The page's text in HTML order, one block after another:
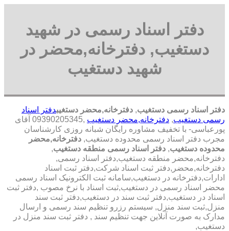
دفتر اسناد رسمی در شهید
دستغیب, دفترخانه,محضر در
شهید دستغیب
دفتر اسناد رسمی دستغیب, دفترخانه,محضر دستغیبدفتر اسناد
رسمی دستغیب, دفترخانه,محضر دستغیب
,09390205345 آقای
پورعباسی- با تخفیف مشاوره رايگان شبانه روزی کارشناسان
مجرب دفتر اسناد رسمی محدوده دستغیب, دفترخانه,محضر
محدوده دستغیب, دفتر اسناد رسمی منطقه دستغیب,
دفترخانه,محضر منطقه دستغیب,دفتر اسناد رسمی,
دفترخانه,محضر,دفتر ثبت اسناد شرکت,دفتر ثبت اسناد
ادارات,دفترخانه در دستغیب,سامانه ثبت الکترونیک اسناد رسمی
محضر اسناد رسمی در دستغیب,ثبت اسناد با نرخ مصوب ,دفتر ثبت
اسناد در دستغیب,دفتر ثبت سند در دستغیب,دفتر ثبت سند
منزل,ثبت سند منزل, سیستم رزرو تنظیم سند رسمی و ارسال
مدارک به صورت آنلاین جهت تنظیم سند , دفتر ثبت سند منزل در
دستغیب,